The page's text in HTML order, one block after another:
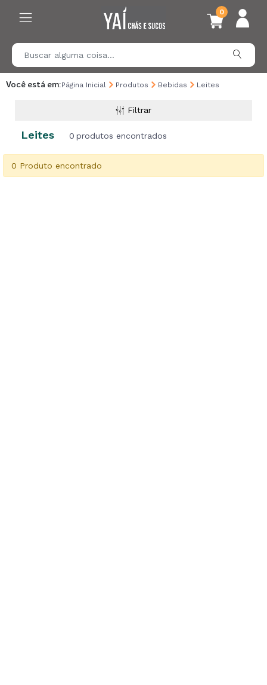
0
Você está em:Página Inicial Produtos Bebidas Leites
Filtrar
Leites 0 produtos encontrados
0 Produto encontrado